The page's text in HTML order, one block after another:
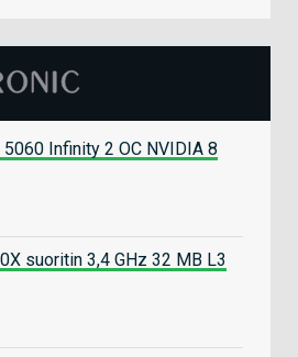
5060 Infinity 2 OC NVIDIA 8
suoritin 3,4 GHz 32 MB L3